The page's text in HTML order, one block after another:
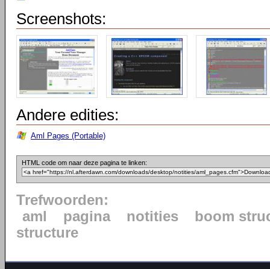
Screenshots:
Andere edities:
Aml Pages (Portable)
HTML code om naar deze pagina te linken:
Trefwoorden:
aml
pagina notities
boom
structure